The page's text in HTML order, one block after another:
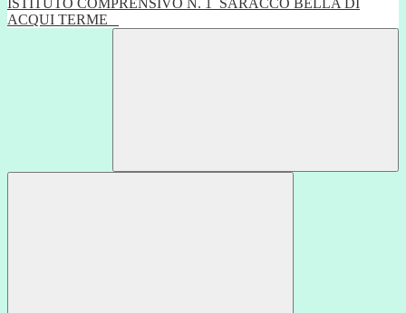
ISTITUTO COMPRENSIVO N. 1
SARACCO BELLA DI
ACQUI TERME